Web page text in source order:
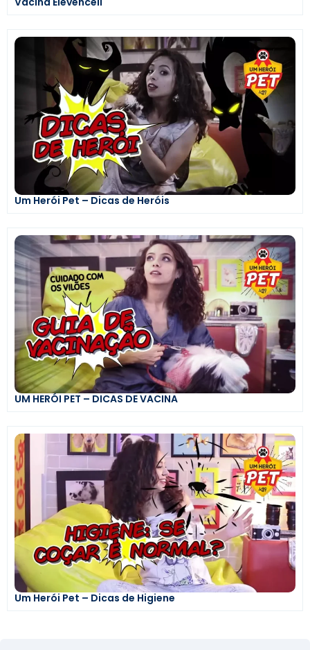
Um Herói Pet – Dicas de Heróis
UM HERÓI PET – DICAS DE VACINA
Um Herói Pet – Dicas de Higiene